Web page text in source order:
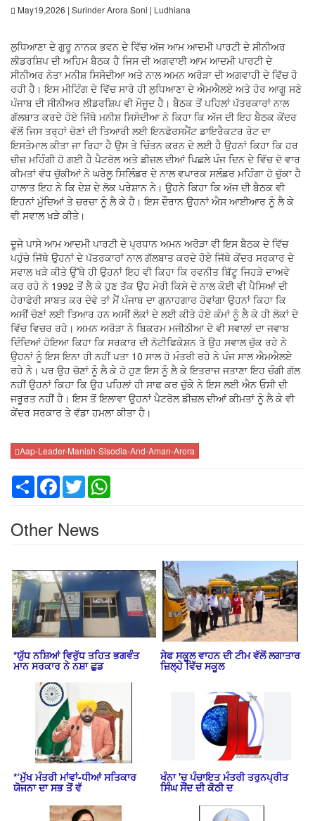
May19,2026 | Surinder Arora Soni | Ludhiana
ਲੁਧਿਆਣਾ ਦੇ ਗੁਰੂ ਨਾਨਕ ਭਵਨ ਦੇ ਵਿੱਚ ਅੱਜ ਆਮ ਆਦਮੀ ਪਾਰਟੀ ਦੇ ਸੀਨੀਅਰ
ਲੀਡਰਸ਼ਿਪ ਦੀ ਅਹਿਮ ਬੈਠਕ ਹੈ ਜਿਸ ਦੀ ਅਗਵਾਈ ਆਮ ਆਦਮੀ ਪਾਰਟੀ ਦੇ
ਸੀਨੀਅਰ ਨੇਤਾ ਮਨੀਸ਼ ਸਿਸੋਦੀਆ ਅਤੇ ਨਾਲ ਅਮਨ ਅਰੋੜਾ ਦੀ ਅਗਵਾਹੀ ਦੇ ਵਿੱਚ ਹੋ
ਰਹੀ ਹੈ। ਇਸ ਮੀਟਿੰਗ ਦੇ ਵਿੱਚ ਸਾਰੇ ਹੀ ਲੁਧਿਆਣਾ ਦੇ ਐਮਐਲਏ ਅਤੇ ਹੋਰ ਆਗੂ ਸਣੇ
ਪੰਜਾਬ ਦੀ ਸੀਨੀਅਰ ਲੀਡਰਸ਼ਿਪ ਵੀ ਮੌਜੂਦ ਹੈ। ਬੈਠਕ ਤੋਂ ਪਹਿਲਾਂ ਪੱਤਰਕਾਰਾਂ ਨਾਲ
ਗੱਲਬਾਤ ਕਰਦੇ ਹੋਏ ਜਿੱਥੇ ਮਨੀਸ਼ ਸਿਸੋਦੀਆ ਨੇ ਕਿਹਾ ਕਿ ਅੱਜ ਦੀ ਇਹ ਬੈਠਕ ਕੇਂਦਰ
ਵੱਲੋਂ ਜਿਸ ਤਰ੍ਹਾਂ ਚੋਣਾਂ ਦੀ ਤਿਆਰੀ ਲਈ ਇਨਫੋਰਸਮੈਂਟ ਡਾਇਰੈਕਟਰ ਰੇਟ ਦਾ
ਇਸਤੇਮਾਲ ਕੀਤਾ ਜਾ ਰਿਹਾ ਹੈ ਉਸ ਤੇ ਚਿੰਤਨ ਕਰਨ ਦੇ ਲਈ ਹੈ ਉਹਨਾਂ ਕਿਹਾ ਕਿ ਹਰ
ਚੀਜ਼ ਮਹਿੰਗੀ ਹੋ ਗਈ ਹੈ ਪੈਟਰੋਲ ਅਤੇ ਡੀਜ਼ਲ ਦੀਆਂ ਪਿਛਲੇ ਪੰਜ ਦਿਨ ਦੇ ਵਿੱਚ ਦੋ ਵਾਰ
ਕੀਮਤਾਂ ਵੱਧ ਚੁੱਕੀਆਂ ਨੇ ਘਰੇਲੂ ਸਿਲਿੰਡਰ ਦੇ ਨਾਲ ਵਪਾਰਕ ਸਲੰਡਰ ਮਹਿੰਗਾ ਹੋ ਚੁੱਕਾ ਹੈ
ਹਾਲਾਤ ਇਹ ਨੇ ਕਿ ਦੇਸ਼ ਦੇ ਲੋਕ ਪਰੇਸ਼ਾਨ ਨੇ। ਉਹਨੇ ਕਿਹਾ ਕਿ ਅੱਜ ਦੀ ਬੈਠਕ ਵੀ
ਇਹਨਾਂ ਮੁੱਦਿਆਂ ਤੇ ਚਰਚਾ ਨੂੰ ਲੈ ਕੇ ਹੈ। ਇਸ ਦੌਰਾਨ ਉਹਨਾਂ ਐਸ ਆਈਆਰ ਨੂੰ ਲੈ ਕੇ
ਵੀ ਸਵਾਲ ਖੜੇ ਕੀਤੇ।
ਦੂਜੇ ਪਾਸੇ ਆਮ ਆਦਮੀ ਪਾਰਟੀ ਦੇ ਪ੍ਰਧਾਨ ਅਮਨ ਅਰੋੜਾ ਵੀ ਇਸ ਬੈਠਕ ਦੇ ਵਿੱਚ
ਪਹੁੰਚੇ ਜਿੱਥੇ ਉਹਨਾਂ ਦੇ ਪੱਤਰਕਾਰਾਂ ਨਾਲ ਗੱਲਬਾਤ ਕਰਦੇ ਹੋਏ ਜਿੱਥੇ ਕੇਂਦਰ ਸਰਕਾਰ ਦੇ
ਸਵਾਲ ਖੜੇ ਕੀਤੇ ਉੱਥੇ ਹੀ ਉਹਨਾਂ ਇਹ ਵੀ ਕਿਹਾ ਕਿ ਰਵਨੀਤ ਬਿੱਟੂ ਜਿਹੜੇ ਦਾਅਵੇ
ਕਰ ਰਹੇ ਨੇ 1992 ਤੋਂ ਲੈ ਕੇ ਹੁਣ ਤੱਕ ਉਹ ਮੇਰੀ ਕਿਸੇ ਦੇ ਨਾਲ ਕੋਈ ਵੀ ਪੈਸਿਆਂ ਦੀ
ਹੇਰਾਫੇਰੀ ਸਾਬਤ ਕਰ ਦੇਵੇ ਤਾਂ ਮੈਂ ਪੰਜਾਬ ਦਾ ਗੁਨਾਹਗਾਰ ਹੋਵਾਂਗਾ ਉਹਨਾਂ ਕਿਹਾ ਕਿ
ਅਸੀਂ ਚੋਣਾਂ ਲਈ ਤਿਆਰ ਹਨ ਅਸੀਂ ਲੋਕਾਂ ਦੇ ਲਈ ਕੀਤੇ ਹੋਏ ਕੰਮਾਂ ਨੂੰ ਲੈ ਕੇ ਹੀ ਲੋਕਾਂ ਦੇ
ਵਿੱਚ ਵਿਚਰ ਰਹੇ। ਅਮਨ ਅਰੋੜਾ ਨੇ ਬਿਕਰਮ ਮਜੀਠੀਆ ਦੇ ਵੀ ਸਵਾਲਾਂ ਦਾ ਜਵਾਬ
ਦਿੰਦਿਆਂ ਹੋਇਆ ਕਿਹਾ ਕਿ ਸਰਕਾਰ ਦੀ ਨੋਟੀਫਿਕੇਸ਼ਨ ਤੇ ਉਹ ਸਵਾਲ ਚੁੱਕ ਰਹੇ ਨੇ
ਉਹਨਾਂ ਨੂੰ ਇਸ ਇਨਾ ਹੀ ਨਹੀਂ ਪਤਾ 10 ਸਾਲ ਹੋ ਮੰਤਰੀ ਰਹੇ ਨੇ ਪੰਜ ਸਾਲ ਐਮਐਲਏ
ਰਹੇ ਨੇ। ਪਰ ਉਹ ਚੋਣਾਂ ਨੂੰ ਲੈ ਕੇ ਹੋ ਹੁਣ ਇਸ ਨੂੰ ਲੈ ਕੇ ਇਤਰਾਜ ਜਤਾਣਾ ਇਹ ਚੰਗੀ ਗੱਲ
ਨਹੀਂ ਉਹਨਾਂ ਕਿਹਾ ਕਿ ਉਹ ਪਹਿਲਾਂ ਹੀ ਸਾਫ ਕਰ ਚੁੱਕੇ ਨੇ ਇਸ ਲਈ ਐਨ ਓਸੀ ਦੀ
ਜਰੂਰਤ ਨਹੀਂ ਹੈ। ਇਸ ਤੋਂ ਇਲਾਵਾ ਉਹਨਾਂ ਪੈਟਰੋਲ ਡੀਜ਼ਲ ਦੀਆਂ ਕੀਮਤਾਂ ਨੂੰ ਲੈ ਕੇ ਵੀ
ਕੇਂਦਰ ਸਰਕਾਰ ਤੇ ਵੱਡਾ ਹਮਲਾ ਕੀਤਾ ਹੈ।
Aap-Leader-Manish-Sisodia-And-Aman-Arora
Share Facebook
Twitter
Other News
*ਯੁੱਧ ਨਸ਼ਿਆਂ ਵਿਰੁੱਧ ਤਹਿਤ ਭਗਵੰਤ
ਮਾਨ ਸਰਕਾਰ ਨੇ ਨਸ਼ਾ ਛੁਡ
ਸੇਫ ਸਕੂਲ ਵਾਹਨ ਦੀ ਟੀਮ ਵੱਲੋਂ ਲਗਾਤਾਰ
ਜ਼ਿਲ੍ਹੇ ਵਿੱਚ ਸਕੂਲ
*‘ਮੁੱਖ ਮੰਤਰੀ ਮਾਂਵਾਂ-ਧੀਆਂ ਸਤਿਕਾਰ
ਯੋਜਨਾ ਦਾ ਸਭ ਤੋਂ ਵੱ
ਖੰਨਾ 'ਚ ਪੰਚਾਇਤ ਮੰਤਰੀ ਤਰੁਨਪ੍ਰੀਤ
ਸਿੰਘ ਸੌਂਦ ਦੀ ਕੋਠੀ ਦ